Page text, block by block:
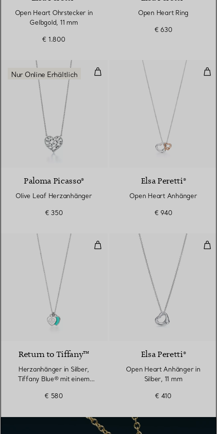
Open Heart Ohrstecker in
Gelbgold, 11 mm
€ 1.800
Open Heart Ring
€ 630
Olive Leaf Herzanhänger
Nur Online Erhältlich
Paloma Picasso®
Olive Leaf Herzanhänger
€ 350
Elsa Peretti®
Open Heart Anhänger
€ 940
Herzanhänger in Silber, Tiffany
4 Farben
Return to Tiffany™
Herzanhänger in Silber,
Tiffany Blue® mit einem
€ 580
Elsa Peretti®
Open Heart Anhänger in
Silber, 11 mm
€ 410